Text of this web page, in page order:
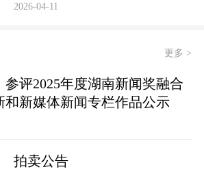
2026-04-11
更多 >
参评2025年度湖南新闻奖融合
和新媒体新闻专栏作品公示
拍卖公告